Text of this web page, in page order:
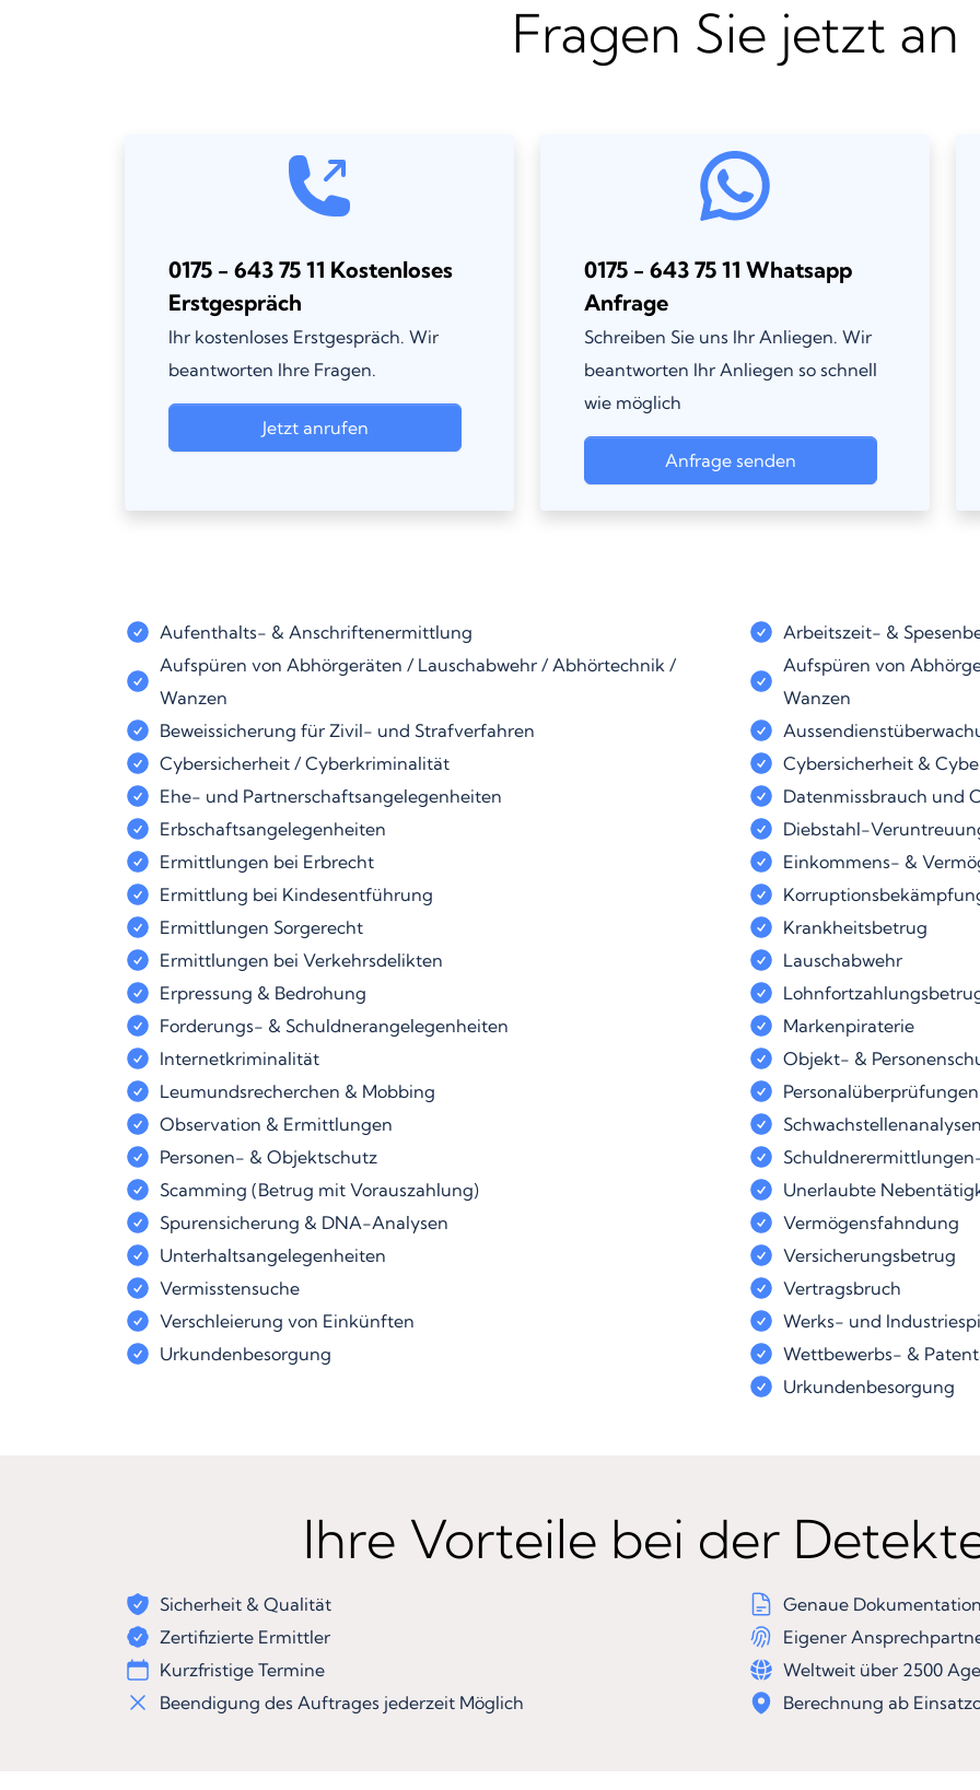
Fragen Sie jetzt an
0175 - 643 75 11 Kostenloses
Erstgespräch
Ihr kostenloses Erstgespräch. Wir
beantworten Ihre Fragen.
Jetzt anrufen
0175 - 643 75 11 Whatsapp
Anfrage
Schreiben Sie uns Ihr Anliegen. Wir
beantworten Ihr Anliegen so schnell
wie möglich
Anfrage senden
Aufenthalts- & Anschriftenermittlung
Aufspüren von Abhörgeräten / Lauschabwehr / Abhörtechnik /
Wanzen
Beweissicherung für Zivil- und Strafverfahren
Cybersicherheit / Cyberkriminalität
Ehe- und Partnerschaftsangelegenheiten
Erbschaftsangelegenheiten
Ermittlungen bei Erbrecht
Ermittlung bei Kindesentführung
Ermittlungen Sorgerecht
Ermittlungen bei Verkehrsdelikten
Erpressung & Bedrohung
Forderungs- & Schuldnerangelegenheiten
Internetkriminalität
Leumundsrecherchen & Mobbing
Observation & Ermittlungen
Personen- & Objektschutz
Scamming (Betrug mit Vorauszahlung)
Spurensicherung & DNA-Analysen
Unterhaltsangelegenheiten
Vermisstensuche
Verschleierung von Einkünften
Urkundenbesorgung
Arbeitszeit- &
Aufspüren von
Wanzen
Cybersicherheit &
Datenmissbrauch und
Diebstahl-
Einkommens- &
Krankheitsbetrug
Lauschabwehr
Markenpiraterie
Objekt- &
Unerlaubte
Vermögensfahndung
Versicherungsbetrug
Vertragsbruch
Werks- und
Wettbewerbs- &
Urkundenbesorgung
Ihre Vorteile bei der
Sicherheit & Qualität
Zertifizierte Ermittler
Kurzfristige Termine
Beendigung des Auftrages jederzeit Möglich
Genaue
Eigener
Weltweit über 2500
Berechnung ab